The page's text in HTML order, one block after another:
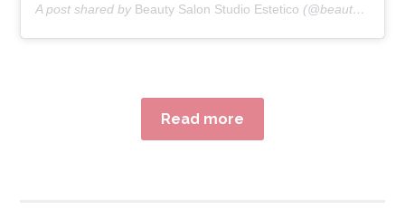
A post shared by Beauty Salon Studio Estetico (@beautysalonstudioestetico) on
Read more